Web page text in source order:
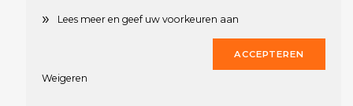
Privacy Statement
Deze website werd gerealiseerd doorDirk
» Lees meer en geef uw voorkeuren aan
ACCEPTEREN
Weigeren